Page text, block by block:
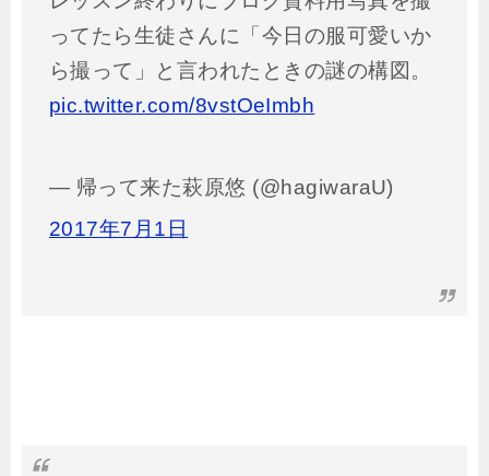
ってたら生徒さんに「今日の服可愛いか
ら撮って」と言われたときの謎の構図。
pic.twitter.com/8vstOeImbh
— 帰って来た萩原悠 (@hagiwaraU)
2017年7月1日